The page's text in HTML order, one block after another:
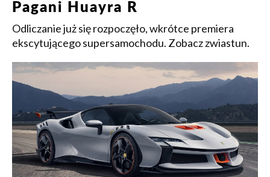
Pagani Huayra R
Odliczanie już się rozpoczęło, wkrótce premiera
ekscytującego supersamochodu. Zobacz zwiastun.